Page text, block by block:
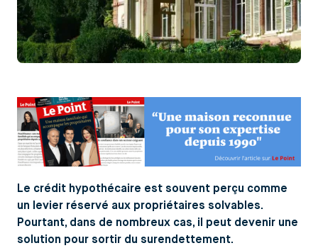
Le crédit hypothécaire est souvent perçu comme
un levier réservé aux propriétaires solvables.
Pourtant, dans de nombreux cas, il peut devenir une
solution pour sortir du surendettement.